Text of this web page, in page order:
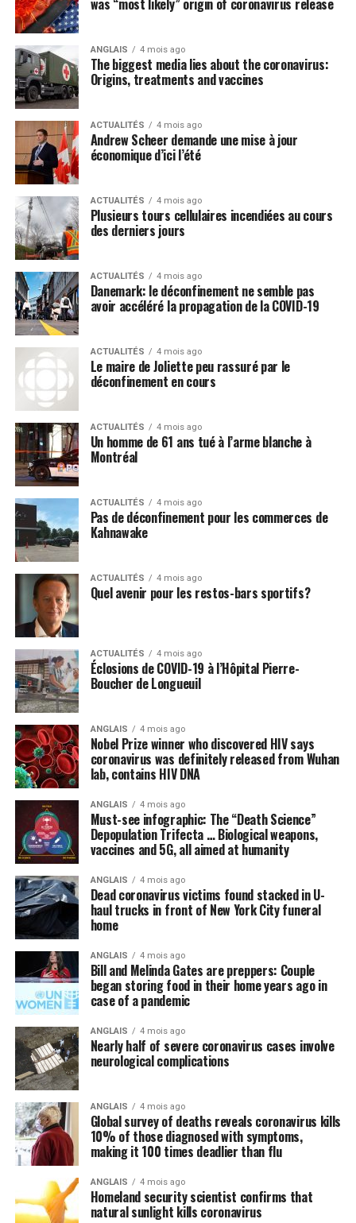
was “most likely” origin of coronavirus release
ANGLAIS 4 mois ago
The biggest media lies about the coronavirus:
Origins, treatments and vaccines
ACTUALITÉS 4 mois ago
Andrew Scheer demande une mise à jour
économique d’ici l’été
ACTUALITÉS 4 mois ago
Plusieurs tours cellulaires incendiées au cours
des derniers jours
ACTUALITÉS 4 mois ago
Danemark: le déconfinement ne semble pas
avoir accéléré la propagation de la COVID-19
ACTUALITÉS 4 mois ago
Le maire de Joliette peu rassuré par le
déconfinement en cours
ACTUALITÉS 4 mois ago
Un homme de 61 ans tué à l’arme blanche à
Montréal
ACTUALITÉS 4 mois ago
Pas de déconfinement pour les commerces de
Kahnawake
ACTUALITÉS 4 mois ago
Quel avenir pour les restos-bars sportifs?
ACTUALITÉS 4 mois ago
Éclosions de COVID-19 à l’Hôpital Pierre-
Boucher de Longueuil
ANGLAIS 4 mois ago
Nobel Prize winner who discovered HIV says
coronavirus was definitely released from Wuhan
lab, contains HIV DNA
ANGLAIS 4 mois ago
Must-see infographic: The “Death Science”
Depopulation Trifecta … Biological weapons,
vaccines and 5G, all aimed at humanity
ANGLAIS 4 mois ago
Dead coronavirus victims found stacked in U-
haul trucks in front of New York City funeral
home
ANGLAIS 4 mois ago
Bill and Melinda Gates are preppers: Couple
began storing food in their home years ago in
case of a pandemic
ANGLAIS 4 mois ago
Nearly half of severe coronavirus cases involve
neurological complications
ANGLAIS 4 mois ago
Global survey of deaths reveals coronavirus kills
10% of those diagnosed with symptoms,
making it 100 times deadlier than flu
ANGLAIS 4 mois ago
Homeland security scientist confirms that
natural sunlight kills coronavirus